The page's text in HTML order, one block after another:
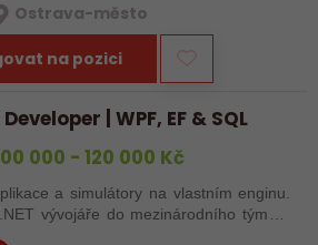
Ostrava-město
na pozici
| WPF, EF & SQL
000 - 120 000 Kč
a simulátory na vlastním enginu.
vývojáře do mezinárodního týmu v
na starost vývoj GUI a nových